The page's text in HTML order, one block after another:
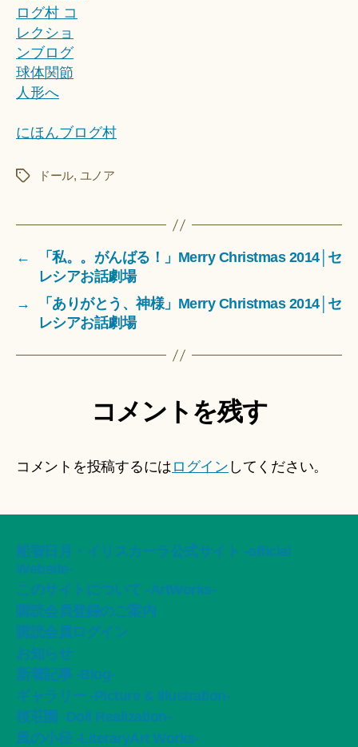
にほんブログ村
タ
ドール, ユノア
←
「私。。がんばる！」Merry Christmas 2014│セ
レシアお話劇場
→
「ありがとう、神様」Merry Christmas 2014│セ
レシアお話劇場
コメントを残す
コメントを投稿するには ログイン してください。
船智日月・イリスカーラ公式サイト -official
Website-
このサイトについて -ArtWorks-
購読会員登録のご案内
購読会員ログイン
お知らせ
新着記事 -Blog-
ギャラリー -Picture & Illustration-
桜荘園 -Doll Realization-
風の小径 -LiteraryArt Works-